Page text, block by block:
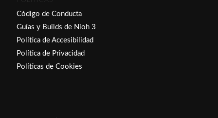
Código de Conducta
Guías y Builds de Nioh 3
Política de Accesibilidad
Política de Privacidad
Políticas de Cookies